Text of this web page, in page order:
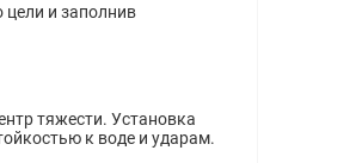
цели и заполнив
тяжести. Установка
к воде и ударам.